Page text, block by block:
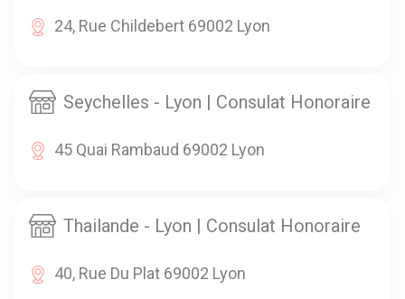
24, Rue Childebert 69002 Lyon
Seychelles - Lyon | Consulat Honoraire
45 Quai Rambaud 69002 Lyon
Thailande - Lyon | Consulat Honoraire
40, Rue Du Plat 69002 Lyon